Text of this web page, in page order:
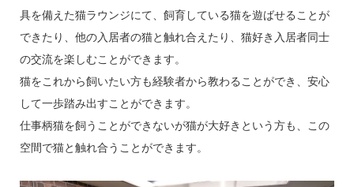
具を備えた猫ラウンジにて、飼育している猫を遊ばせることが
できたり、他の入居者の猫と触れ合えたり、猫好き入居者同士
の交流を楽しむことができます。
猫をこれから飼いたい方も経験者から教わることができ、安心
して一歩踏み出すことができます。
仕事柄猫を飼うことができないが猫が大好きという方も、この
空間で猫と触れ合うことができます。